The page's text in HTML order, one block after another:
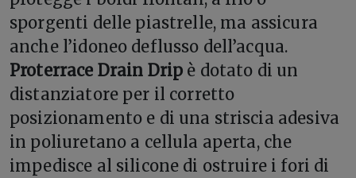
sporgenti delle piastrelle, ma assicura
anche l’idoneo deflusso dell’acqua.
Proterrace Drain Drip è dotato di un
distanziatore per il corretto
posizionamento e di una striscia adesiva
in poliuretano a cellula aperta, che
impedisce al silicone di ostruire i fori di